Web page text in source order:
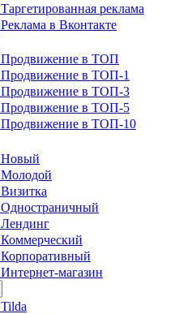
Таргетированная реклама
Реклама в Вконтакте
Продвижение в ТОП
Продвижение в ТОП-1
Продвижение в ТОП-3
Продвижение в ТОП-5
Продвижение в ТОП-10
Новый
Молодой
Визитка
Одностраничный
Лендинг
Коммерческий
Корпоративный
Интернет-магазин
Tilda